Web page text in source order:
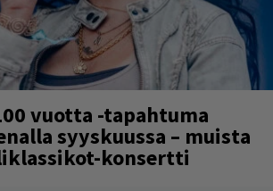
vuotta -tapahtuma
syyskuussa – muista
konsertti